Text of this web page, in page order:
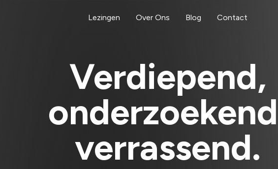
Lezingen Over Ons Blog Contact
Verdiepend,
verrassend.